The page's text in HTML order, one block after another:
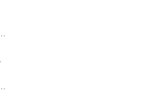
LEGO!